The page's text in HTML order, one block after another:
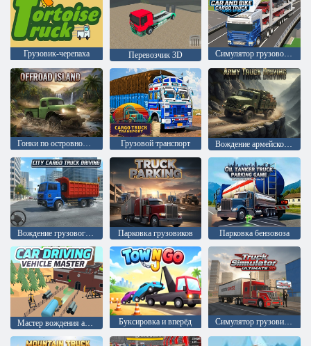
Грузовик-черепаха Перевозчик 3D Симулятор грузового автомобиля и мотоцикла
Гонки по островному бездорожью Грузовой транспорт Вождение армейского грузовика
Вождение грузового автомобиля по городу Парковка грузовиков Парковка бензовоза
Буксировка и вперёд Симулятор грузовика 3D